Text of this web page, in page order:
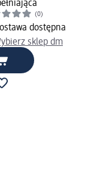
(0)
dostępna
sklep dm